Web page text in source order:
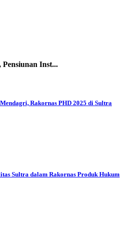
Inst...
Rakornas PHD 2025 di Sultra
Sultra dalam Rakornas Produk Hukum